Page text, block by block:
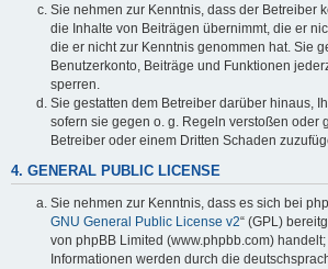
Sie nehmen zur Kenntnis, dass der Betreiber
die Inhalte von Beiträgen übernimmt, die er
die er nicht zur Kenntnis genommen hat. Sie
Benutzerkonto, Beiträge und Funktionen
sperren.
Sie gestatten dem Betreiber darüber hinaus,
sofern sie gegen o. g. Regeln verstoßen oder
Betreiber oder einem Dritten Schaden
4. GENERAL PUBLIC LICENSE
Sie nehmen zur Kenntnis, dass es sich bei
GNU General Public License v2“ (GPL)
von phpBB Limited (www.phpbb.com)
Informationen werden durch die